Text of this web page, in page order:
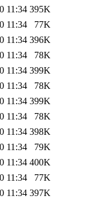
11:34 395K
11:34
77K
11:34 396K
11:34
78K
11:34 399K
11:34
78K
11:34 399K
11:34
78K
11:34 398K
11:34
79K
11:34 400K
11:34
77K
11:34 397K